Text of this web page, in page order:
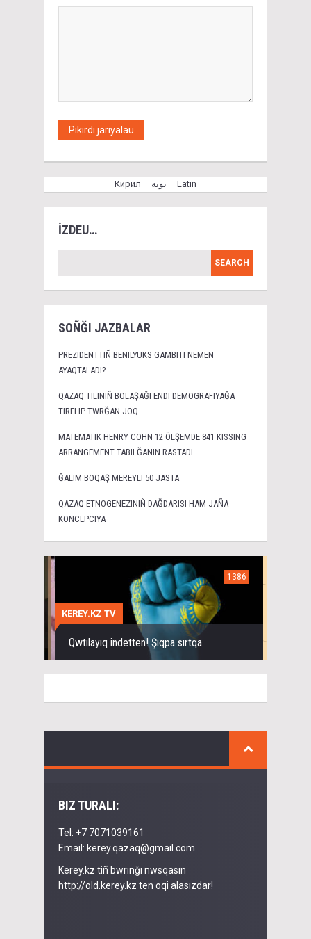
Кирил توتە Latin
İZDEU…
SOÑĞI JAZBALAR
PREZIDENTTIÑ BENILYUKS GAMBITI NEMEN
AYAQTALADI?
QAZAQ TILINIÑ BOLAŞAĞI ENDI DEMOGRAFIYAĞA
TIRELIP TWRĞAN JOQ.
MATEMATIK HENRY COHN 12 ÖLŞEMDE 841 KISSING
ARRANGEMENT TABILĞANIN RASTADI.
ĞALIM BOQAŞ MEREYLI 50 JASTA
QAZAQ ETNOGENEZINIÑ DAĞDARISI HAM JAÑA
KONCEPCIYA
1386
KEREY.KZ TV
Qwtılayıq indetten! Şıqpa sırtqa
BIZ TURALI:
Tel: +7 7071039161
Email: kerey.qazaq@gmail.com
Kerey.kz tiñ bwrınğı nwsqasın
http://old.kerey.kz ten oqi alasızdar!